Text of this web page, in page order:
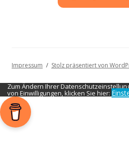
Impressum Stolz präsentiert von
Zum Ändern Ihrer
von Einwilligungen, klicken Sie hier: